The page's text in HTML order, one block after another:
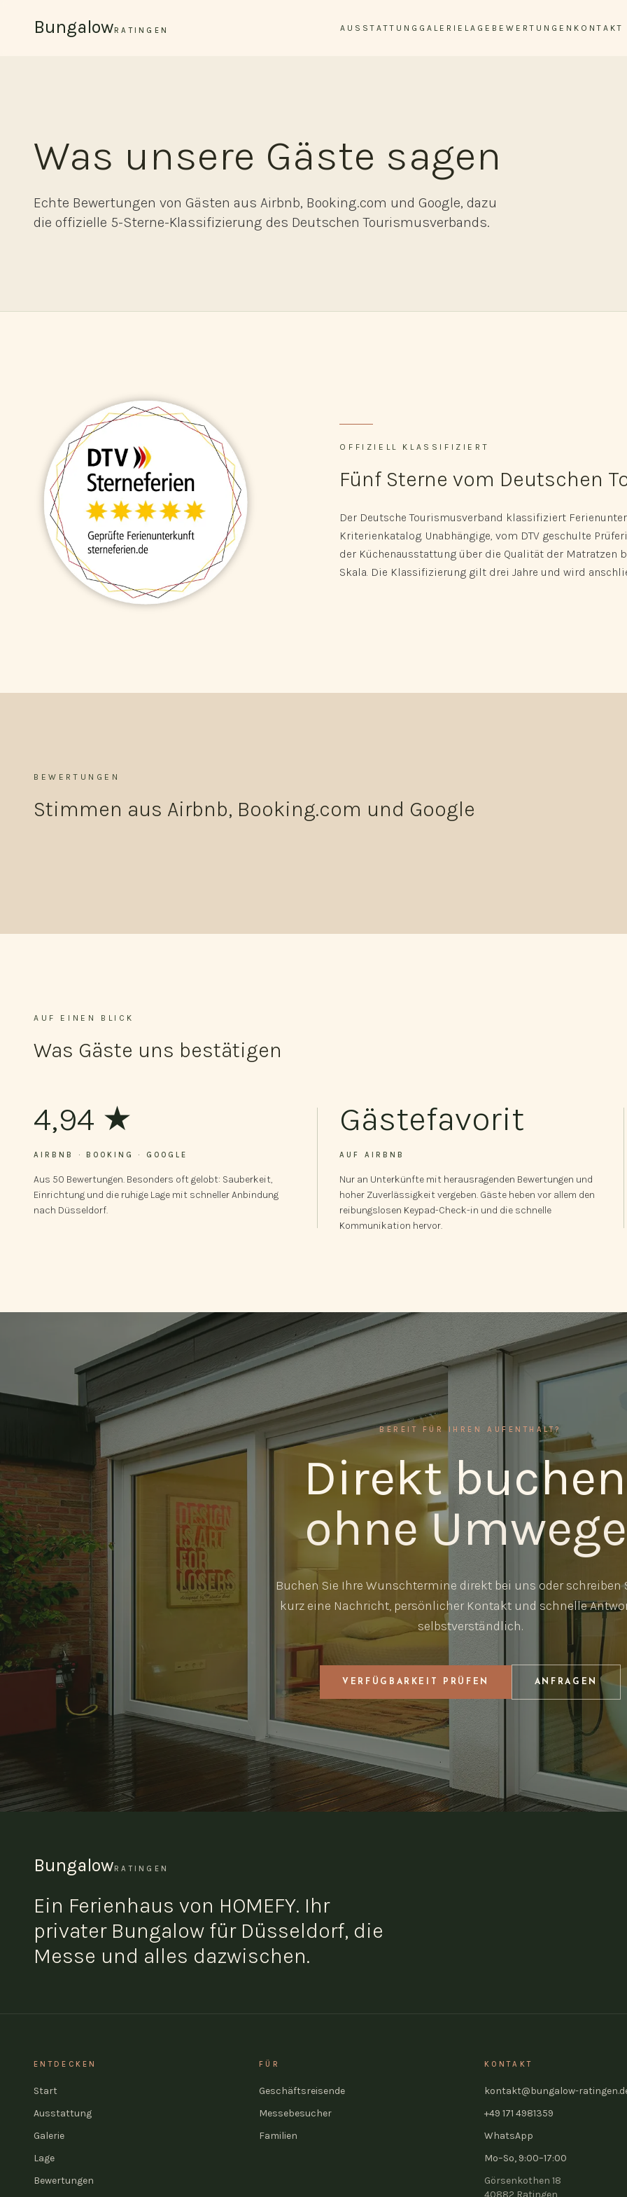
BungalowRATINGEN AUSSTATTUNG GALERIE LAGE BEWERTUNGEN KONTAKT
Was unsere Gäste sagen
Echte Bewertungen von Gästen aus Airbnb, Booking.com und Google, dazu
die offizielle 5-Sterne-Klassifizierung des Deutschen Tourismusverbands.
OFFIZIELL KLASSIFIZIERT
Fünf Sterne vom Deutschen
Der Deutsche Tourismusverband klassifiziert
Kriterienkatalog. Unabhängige, vom DTV geschulte
der Küchenausstattung über die Qualität der Matratzen
Skala. Die Klassifizierung gilt drei Jahre und wird
BEWERTUNGEN
Stimmen aus Airbnb, Booking.com und Google
AUF EINEN BLICK
Was Gäste uns bestätigen
4,94 ★
AIRBNB · BOOKING · GOOGLE
Aus 50 Bewertungen. Besonders oft gelobt: Sauberkeit,
Einrichtung und die ruhige Lage mit schneller Anbindung
nach Düsseldorf.
Gästefavorit
AUF AIRBNB
Nur an Unterkünfte mit herausragenden Bewertungen und
hoher Zuverlässigkeit vergeben. Gäste heben vor allem den
reibungslosen Keypad-Check-in und die schnelle
Kommunikation hervor.
BEREIT FÜR IHREN AUFENTHALT?
Direkt
ohne
Buchen Sie Ihre Wunschtermine direkt bei uns oder schreiben
kurz eine Nachricht, persönlicher Kontakt und schnelle
selbstverständlich.
VERFÜGBARKEIT PRÜFEN ANFRAGEN
BungalowRATINGEN
Ein Ferienhaus von HOMEFY. Ihr
privater Bungalow für Düsseldorf, die
Messe und alles dazwischen.
ENTDECKEN
Start
Ausstattung
Galerie
Lage
Bewertungen
FÜR
Geschäftsreisende
Messebesucher
Familien
KONTAKT
kontakt@bungalow-
+49 171 4981359
WhatsApp
Mo–So, 9:00–17:00
Görsenkothen 18
40882 Ratingen